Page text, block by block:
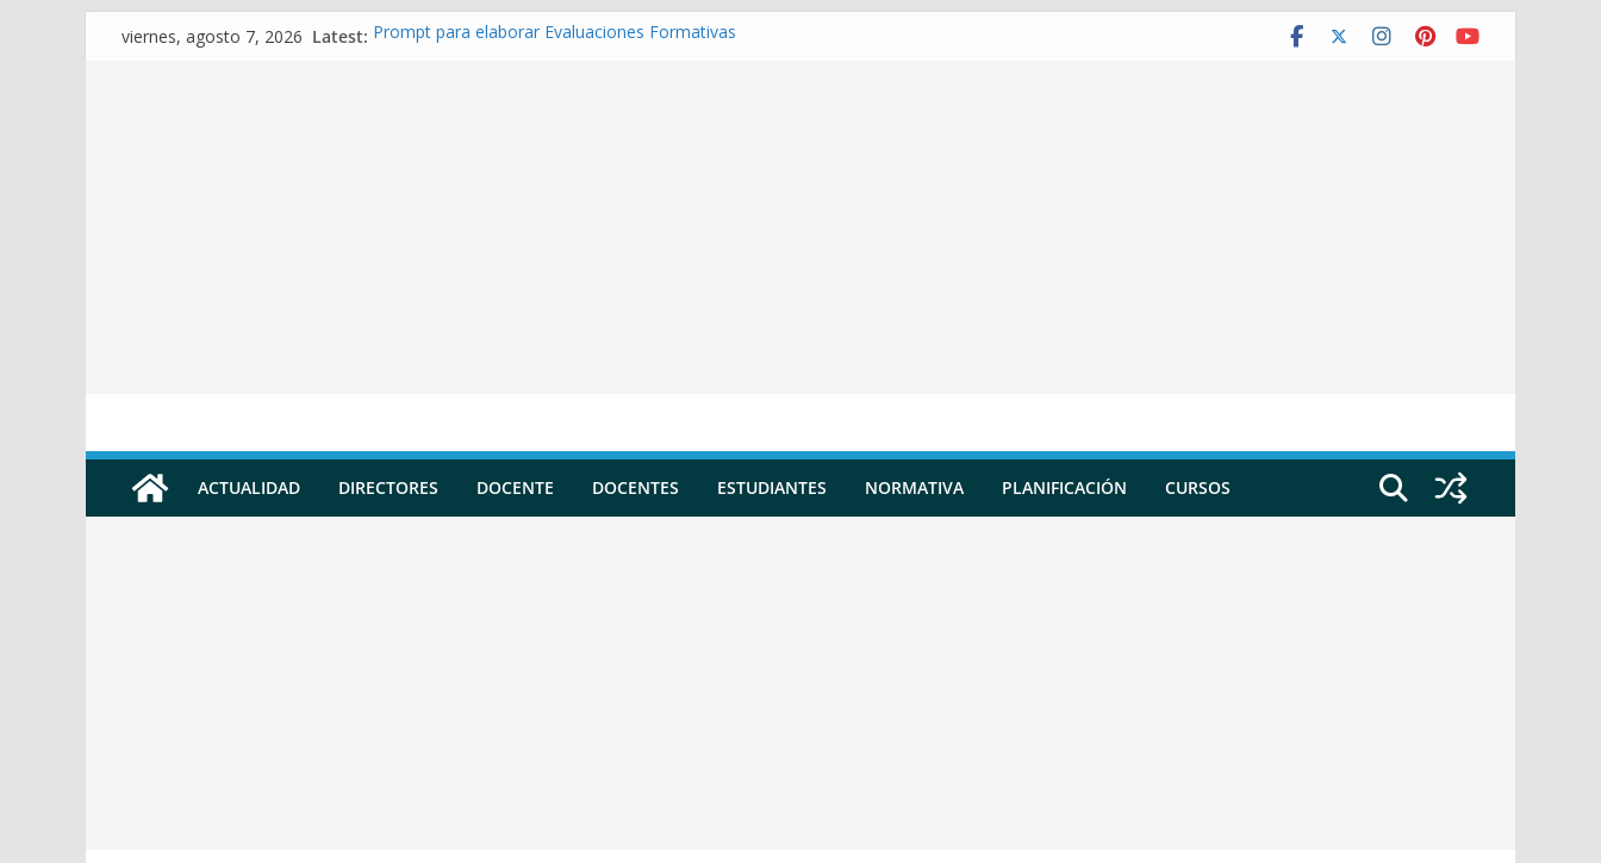
Skipviernes, agosto 7, 2026 Latest: Prompt para elaborar Evaluaciones Formativas
ACTUALIDAD DIRECTORES DOCENTE DOCENTES ESTUDIANTES NORMATIVA PLANIFICACIÓN CURSOS